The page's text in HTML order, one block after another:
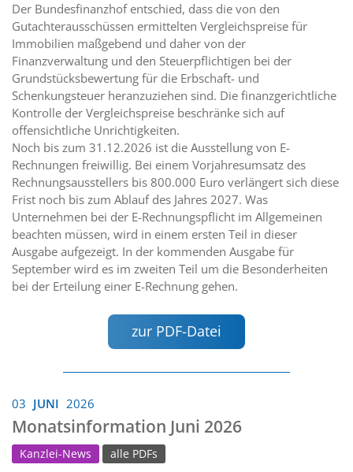
Der Bundesfinanzhof entschied, dass die von den
Gutachterausschüssen ermittelten Vergleichspreise für
Immobilien maßgebend und daher von der
Finanzverwaltung und den Steuerpflichtigen bei der
Grundstücksbewertung für die Erbschaft- und
Schenkungsteuer heranzuziehen sind. Die finanzgerichtliche
Kontrolle der Vergleichspreise beschränke sich auf
offensichtliche Unrichtigkeiten.
Noch bis zum 31.12.2026 ist die Ausstellung von E-
Rechnungen freiwillig. Bei einem Vorjahresumsatz des
Rechnungsausstellers bis 800.000 Euro verlängert sich diese
Frist noch bis zum Ablauf des Jahres 2027. Was
Unternehmen bei der E-Rechnungspflicht im Allgemeinen
beachten müssen, wird in einem ersten Teil in dieser
Ausgabe aufgezeigt. In der kommenden Ausgabe für
September wird es im zweiten Teil um die Besonderheiten
bei der Erteilung einer E-Rechnung gehen.
zur PDF-Datei
03 JUNI 2026
Monatsinformation Juni 2026
Kanzlei-News alle PDFs